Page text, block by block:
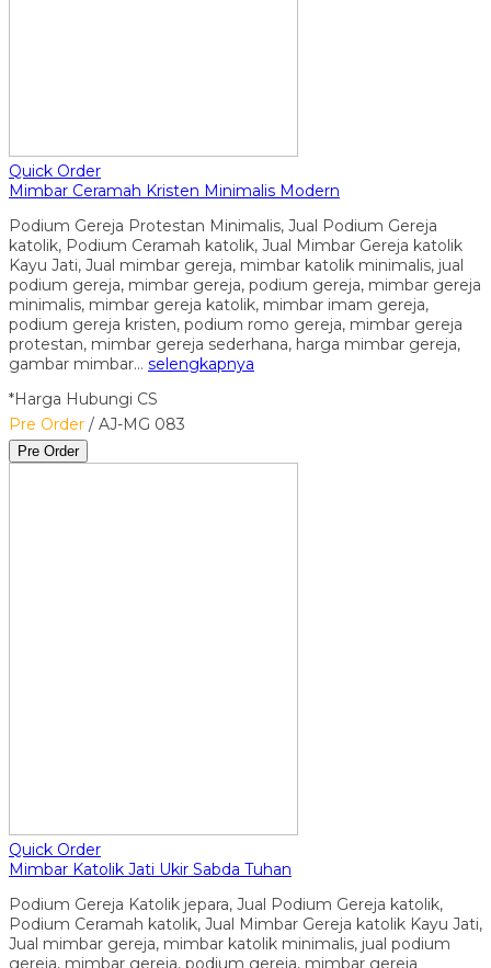
Quick Order
Mimbar Ceramah Kristen Minimalis Modern
Podium Gereja Protestan Minimalis, Jual Podium Gereja
katolik, Podium Ceramah katolik, Jual Mimbar Gereja katolik
Kayu Jati, Jual mimbar gereja, mimbar katolik minimalis, jual
podium gereja, mimbar gereja, podium gereja, mimbar gereja
minimalis, mimbar gereja katolik, mimbar imam gereja,
podium gereja kristen, podium romo gereja, mimbar gereja
protestan, mimbar gereja sederhana, harga mimbar gereja,
gambar mimbar… selengkapnya
*Harga Hubungi CS
Pre Order / AJ-MG 083
Pre Order
Quick Order
Mimbar Katolik Jati Ukir Sabda Tuhan
Podium Gereja Katolik jepara, Jual Podium Gereja katolik,
Podium Ceramah katolik, Jual Mimbar Gereja katolik Kayu Jati,
Jual mimbar gereja, mimbar katolik minimalis, jual podium
gereja, mimbar gereja, podium gereja, mimbar gereja